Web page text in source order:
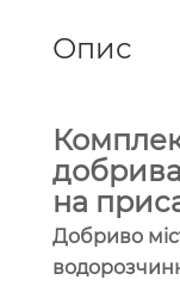
Опис
на
Добриво